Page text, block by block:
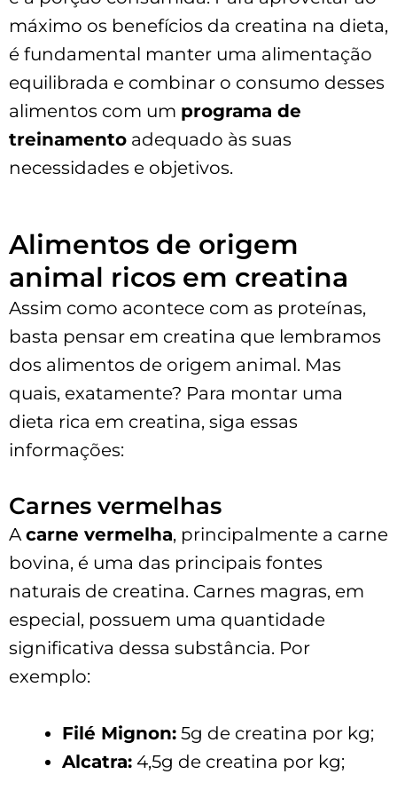
máximo os benefícios da creatina na dieta,
é fundamental manter uma alimentação
equilibrada e combinar o consumo desses
alimentos com um programa de
treinamento adequado às suas
necessidades e objetivos.
Alimentos de origem
animal ricos em creatina
Assim como acontece com as proteínas,
basta pensar em creatina que lembramos
dos alimentos de origem animal. Mas
quais, exatamente? Para montar uma
dieta rica em creatina, siga essas
informações:
Carnes vermelhas
A carne vermelha, principalmente a carne
bovina, é uma das principais fontes
naturais de creatina. Carnes magras, em
especial, possuem uma quantidade
significativa dessa substância. Por
exemplo:
Filé Mignon: 5g de creatina por kg;
Alcatra: 4,5g de creatina por kg;